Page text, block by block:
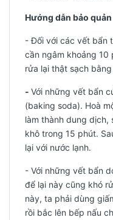
Hướng dẫn bảo quản
- Đối với các vết bẩn
cần ngâm khoảng
rửa lại thật sạch
- Với những vết bẩn
(baking soda). Hoà
làm thành dung dịch,
khô trong 15 phút.
lại với nước lạnh.
- Với những vết bẩn
để lại này cũng khó
này, ta phải dùng
rồi bắc lên bếp nấu